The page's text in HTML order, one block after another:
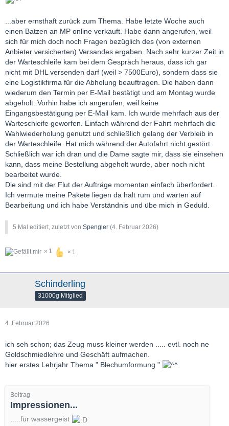
...aber ernsthaft zurück zum Thema. Habe letzte Woche auch
einen Batzen an MP online verkauft. Habe dann angerufen, weil
sich für mich doch noch Fragen bezüglich des (von externen
Anbieter versicherten) Versandes ergaben. Nach sehr kurzer Zeit in
der Warteschleife kam bei dem Gespräch heraus, dass ich gar
nicht mit DHL versenden darf (weil > 7500Euro), sondern dass sie
eine Logistikfirma für die Abholung beauftragen. Die haben dann
wiederum den Termin per E-Mail bestätigt und am Montag wurde
abgeholt. Vorhin habe ich angerufen, weil keine
Eingangsbestätigung per E-Mail kam. Ich wurde mehrfach aus der
Warteschleife geworfen. Einfach während der Fahrt mehrfach die
Wahlwiederholung genutzt und schließlich gelang der Verbleib in
der Warteschleife. Hat mich während der Autofahrt nicht gestört.
Schließlich war ich dran und die Dame sagte mir, dass sie einsehen
kann, dass meine Bestellung abgeholt wurde, aber noch nicht
bearbeitet wurde.
Die sind mit der Flut der Aufträge momentan einfach überfordert.
Ich vermute meine Pakete liegen da halt rum und warten auf
Bearbeitung und ich habe Verständnis und übe mich in Geduld.
5 Mal editiert, zuletzt von Spengler (4. Februar 2026)
1 1
Schinderling
31000g Mitglied
4. Februar 2026
ich seh schon; das Zeug muss kleiner werden ..... evtl. noch ne
Goldschmiedlehre und Geschäft aufmachen.
hier erstes Lehrjahr Thema " Blechumformung "
Beitrag
Impressionen...
.....für wassergeist